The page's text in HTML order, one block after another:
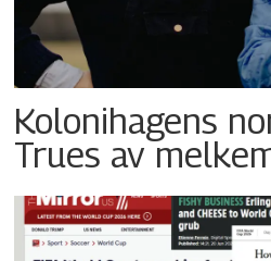
Kolonihagens
Trues av